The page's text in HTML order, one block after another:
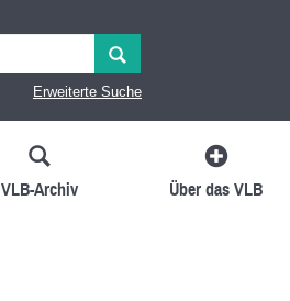
Erweiterte Suche
VLB-Archiv Über das VLB